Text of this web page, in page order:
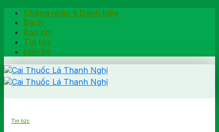
Skip
content
Chứng nhận & Danh hiệu
Đại lý
Báo chí
Tin tức
Liên hệ
Trang chủ
Tin tức